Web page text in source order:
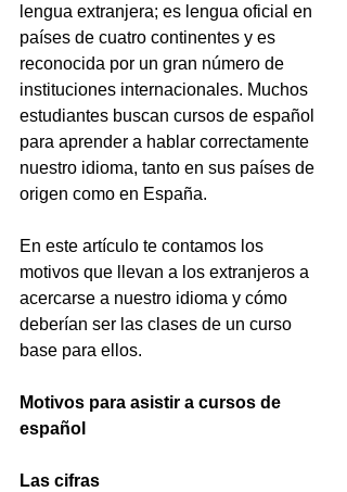
lengua extranjera; es lengua oficial en
países de cuatro continentes y es
reconocida por un gran número de
instituciones internacionales. Muchos
estudiantes buscan cursos de español
para aprender a hablar correctamente
nuestro idioma, tanto en sus países de
origen como en España.
En este artículo te contamos los
motivos que llevan a los extranjeros a
acercarse a nuestro idioma y cómo
deberían ser las clases de un curso
base para ellos.
Motivos para asistir a cursos de
español
Las cifras